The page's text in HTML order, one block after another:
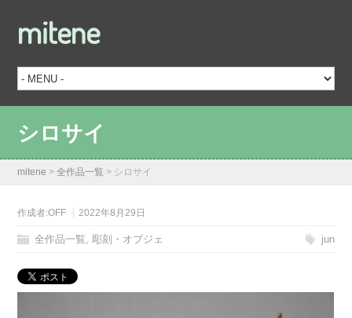
mitene
シロサイ
mitene >全作品一覧 > シロサイ
作成者:OFF 2022年8月29日
全作品一覧,彫刻・オブジェ jun